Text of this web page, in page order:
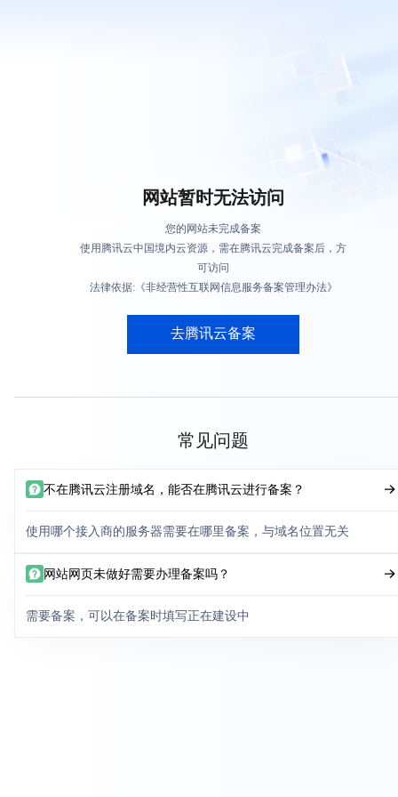
网站暂时无法访问
您的网站未完成备案
使用腾讯云中国境内云资源，需在腾讯云完成备案后，方
可访问
法律依据:《非经营性互联网信息服务备案管理办法》
去腾讯云备案
常见问题
不在腾讯云注册域名，能否在腾讯云进行备案？
使用哪个接入商的服务器需要在哪里备案，与域名位置无关
网站网页未做好需要办理备案吗？
需要备案，可以在备案时填写正在建设中